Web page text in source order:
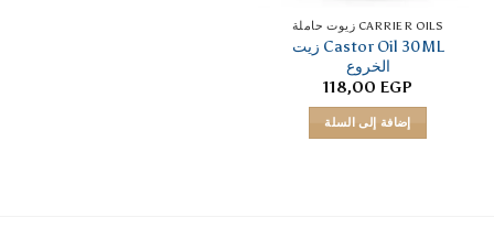
CARRIER OILS زيوت حاملة
Castor Oil 30ML زيت
الخروع
118,00 EGP
إضافة إلى السلة